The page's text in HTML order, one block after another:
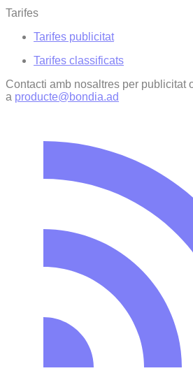
Tarifes
Tarifes publicitat
Tarifes classificats
Contacti amb nosaltres per publicitat
a producte@bondia.ad